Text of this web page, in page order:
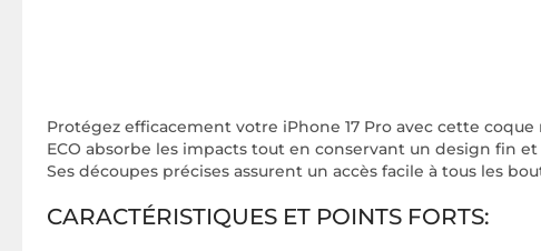
Protégez efficacement votre iPhone 17 Pro avec cette
ECO absorbe les impacts tout en conservant un design fin
Ses découpes précises assurent un accès facile à tous les
CARACTÉRISTIQUES ET POINTS FORTS: